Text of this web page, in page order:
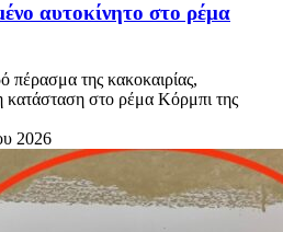
αυτοκίνητο στο ρέμα
πέρασμα της κακοκαιρίας,
κατάσταση στο ρέμα Κόρμπι της
2026